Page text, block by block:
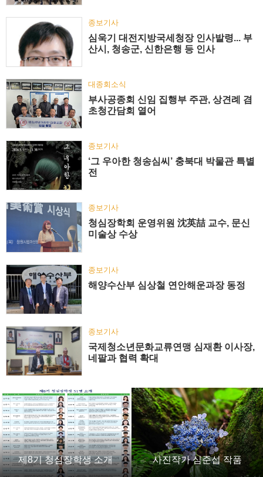
종보기사
심욱기 대전지방국세청장 인사발령... 부
산시, 청송군, 신한은행 등 인사
대종회소식
부사공종회 신임 집행부 주관, 상견례 겸
초청간담회 열어
종보기사
‘그 우아한 청송심씨’ 충북대 박물관 특별
전
종보기사
청심장학회 운영위원 沈英喆 교수, 문신
미술상 수상
종보기사
해양수산부 심상철 연안해운과장 동정
종보기사
국제청소년문화교류연맹 심재환 이사장,
네팔과 협력 확대
제8기 청심장학생 소개 사진작가 심준섭 작품